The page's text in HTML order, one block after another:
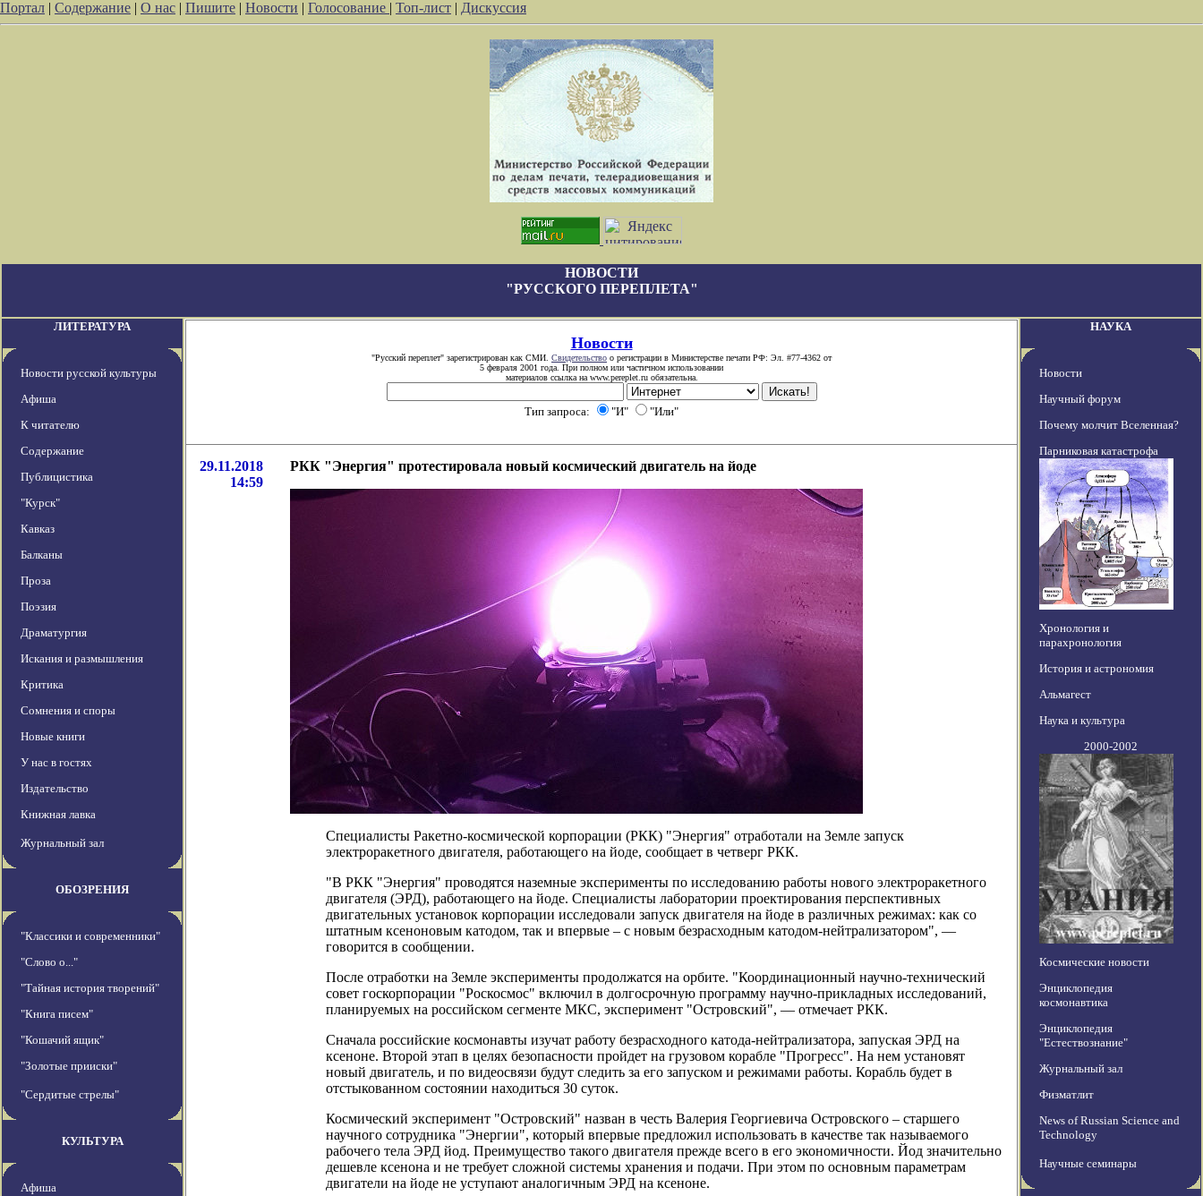
Портал | Содержание | О нас | Пишите | Новости | Голосование | Топ-лист | Дискуссия
НОВОСТИ
"РУССКОГО ПЕРЕПЛЕТА"
ЛИТЕРАТУРА
Новости русской культуры
Афиша
К читателю
Содержание
Публицистика
"Курск"
Кавказ
Балканы
Проза
Поэзия
Драматургия
Искания и размышления
Критика
Сомнения и споры
Новые книги
У нас в гостях
Издательство
Книжная лавка
Журнальный зал
ОБОЗРЕНИЯ
"Классики и современники"
"Слово о..."
"Тайная история творений"
"Книга писем"
"Кошачий ящик"
"Золотые прииски"
"Сердитые стрелы"
КУЛЬТУРА
Афиша
Новости
"Русский переплет" зарегистрирован как СМИ. Свидетельство о регистрации в Министерстве печати РФ: Эл. #77-4362 от
5 февраля 2001 года. При полном или частичном использовании
материалов ссылка на www.pereplet.ru обязательна.
Тип запроса: "И" "Или"
29.11.2018
14:59
РКК "Энергия" протестировала новый космический двигатель на йоде
Специалисты Ракетно-космической корпорации (РКК) "Энергия" отработали на Земле запуск
электроракетного двигателя, работающего на йоде, сообщает в четверг РКК.
"В РКК "Энергия" проводятся наземные эксперименты по исследованию работы нового электроракетного
двигателя (ЭРД), работающего на йоде. Специалисты лаборатории проектирования перспективных
двигательных установок корпорации исследовали запуск двигателя на йоде в различных режимах: как со
штатным ксеноновым катодом, так и впервые – с новым безрасходным катодом-нейтрализатором", —
говорится в сообщении.
После отработки на Земле эксперименты продолжатся на орбите. "Координационный научно-технический
совет госкорпорации "Роскосмос" включил в долгосрочную программу научно-прикладных исследований,
планируемых на российском сегменте МКС, эксперимент "Островский", — отмечает РКК.
Сначала российские космонавты изучат работу безрасходного катода-нейтрализатора, запуская ЭРД на
ксеноне. Второй этап в целях безопасности пройдет на грузовом корабле "Прогресс". На нем установят
новый двигатель, и по видеосвязи будут следить за его запуском и режимами работы. Корабль будет в
отстыкованном состоянии находиться 30 суток.
Космический эксперимент "Островский" назван в честь Валерия Георгиевича Островского – старшего
научного сотрудника "Энергии", который впервые предложил использовать в качестве так называемого
рабочего тела ЭРД йод. Преимущество такого двигателя прежде всего в его экономичности. Йод значительно
дешевле ксенона и не требует сложной системы хранения и подачи. При этом по основным параметрам
двигатели на йоде не уступают аналогичным ЭРД на ксеноне.
НАУКА
Новости
Научный форум
Почему молчит Вселенная?
Парниковая катастрофа
Хронология и
парахронология
История и астрономия
Альмагест
Наука и культура
2000-2002
Космические новости
Энциклопедия
космонавтика
Энциклопедия
"Естествознание"
Журнальный зал
Физматлит
News of Russian Science and
Technology
Научные семинары